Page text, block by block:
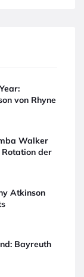
von Rhyne
Walker
der
Atkinson
Bayreuth